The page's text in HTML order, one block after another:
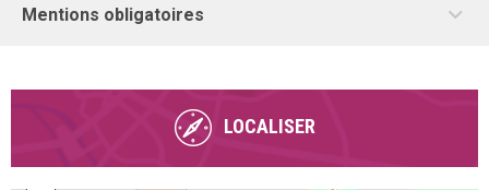
Mentions obligatoires
LOCALISER